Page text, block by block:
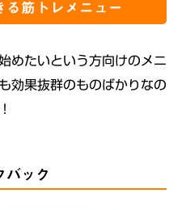
る筋トレメニュー
めたいという方向けのメニ
効果抜群のものばかりなの
バック